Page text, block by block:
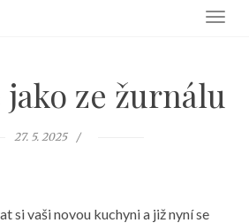
ze žurnálu
27. 5. 2025
si vaši novou kuchyni a již nyní se